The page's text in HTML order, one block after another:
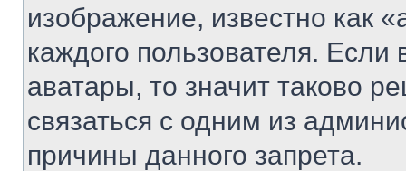
изображение, известно как
каждого пользователя.
аватары, то значит таково
связаться с одним из
причины данного запрета.